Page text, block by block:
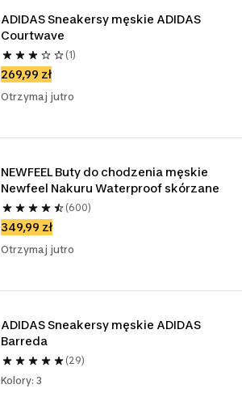
ADIDAS Sneakersy męskie ADIDAS
Courtwave
(1)
269,99 zł
Otrzymaj jutro
NEWFEEL Buty do chodzenia męskie
Newfeel Nakuru Waterproof skórzane
(600)
349,99 zł
Otrzymaj jutro
ADIDAS Sneakersy męskie ADIDAS
Barreda
(29)
Kolory: 3